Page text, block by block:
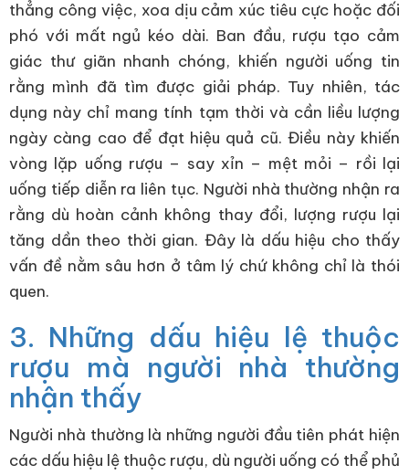
thẳng công việc, xoa dịu cảm xúc tiêu cực hoặc đối
phó với mất ngủ kéo dài. Ban đầu, rượu tạo cảm
giác thư giãn nhanh chóng, khiến người uống tin
rằng mình đã tìm được giải pháp. Tuy nhiên, tác
dụng này chỉ mang tính tạm thời và cần liều lượng
ngày càng cao để đạt hiệu quả cũ. Điều này khiến
vòng lặp uống rượu – say xỉn – mệt mỏi – rồi lại
uống tiếp diễn ra liên tục. Người nhà thường nhận ra
rằng dù hoàn cảnh không thay đổi, lượng rượu lại
tăng dần theo thời gian. Đây là dấu hiệu cho thấy
vấn đề nằm sâu hơn ở tâm lý chứ không chỉ là thói
quen.
3. Những dấu hiệu lệ thuộc
rượu mà người nhà thường
nhận thấy
Người nhà thường là những người đầu tiên phát hiện
các dấu hiệu lệ thuộc rượu, dù người uống có thể phủ